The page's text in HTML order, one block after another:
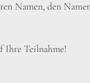
Namen, den
Ihre Teilnahme!